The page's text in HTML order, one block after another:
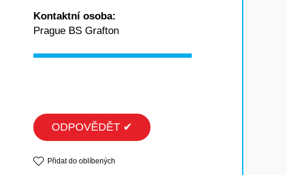
Kontaktní osoba:
Prague BS Grafton
ODPOVĚDĚT ✔
Přidat do oblíbených